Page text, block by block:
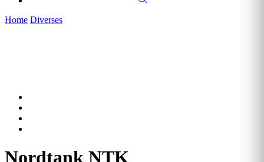
Home Diverses
Nordtank NTK